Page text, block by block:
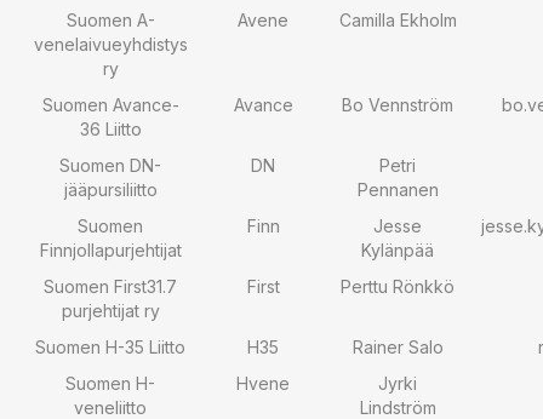
Suomen A-
venelaivueyhdistys
ry
Avene Camilla Ekholm
Suomen Avance-
36 Liitto
Avance Bo Vennström
Suomen DN-
jääpursiliitto
DN
Petri
Pennanen
Suomen
Finnjollapurjehtijat
Finn
Jesse
Kylänpää
Suomen First31.7
purjehtijat ry
First Perttu Rönkkö
Suomen H-35 Liitto H35 Rainer Salo
Suomen H-
veneliitto
Hvene
Jyrki
Lindström